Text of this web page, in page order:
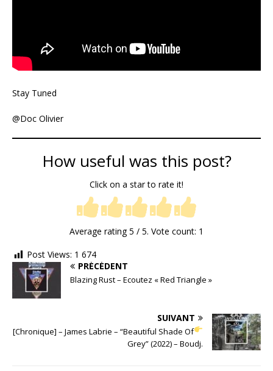
Stay Tuned
@Doc Olivier
How useful was this post?
Click on a star to rate it!
Average rating5 / 5. Vote count: 1
Post Views: 1 674
PRÉCÉDENT
Blazing Rust – Ecoutez « Red Triangle »
SUIVANT
[Chronique] – James Labrie – “Beautiful Shade Of
Grey” (2022) – Boudj.